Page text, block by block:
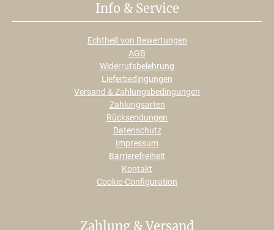
Info & Service
Echtheit von Bewertungen
AGB
Widerrufsbelehrung
Lieferbedingungen
Versand & Zahlungsbedingungen
Zahlungsarten
Rücksendungen
Datenschutz
Impressum
Barrierefreiheit
Kontakt
Cookie-Configuration
Zahlung & Versand